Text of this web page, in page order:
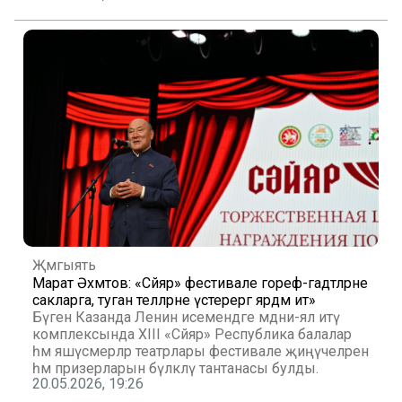
Җәмгыять
Марат Әхмәтов: «Сәйяр» фестивале гореф-гадәтләрне
сакларга, туган телләрне үстерергә ярдәм итә»
Бүген Казанда Ленин исемендәге мәдәни-ял итү
комплексында XIII «Сәйяр» Республика балалар
һәм яшүсмерләр театрлары фестивале җиңүчеләрен
һәм призерларын бүләкләү тантанасы булды.
20.05.2026, 19:26